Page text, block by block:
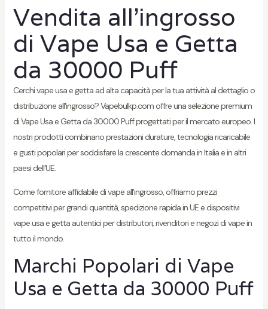
Vendita all'ingrosso
di Vape Usa e Getta
da 30000 Puff
Cerchi vape usa e getta ad alta capacità per la tua attività al dettaglio o
distribuzione all'ingrosso? Vapebulkp.com offre una selezione premium
di Vape Usa e Getta da 30000 Puff progettati per il mercato europeo. I
nostri prodotti combinano prestazioni durature, tecnologia ricaricabile
e gusti popolari per soddisfare la crescente domanda in Italia e in altri
paesi dell'UE.
Come fornitore affidabile di vape all'ingrosso, offriamo prezzi
competitivi per grandi quantità, spedizione rapida in UE e dispositivi
vape usa e getta autentici per distributori, rivenditori e negozi di vape in
tutto il mondo.
Marchi Popolari di Vape
Usa e Getta da 30000 Puff